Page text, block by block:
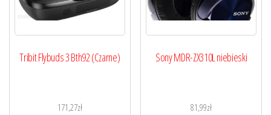
Tribit Flybuds 3 Bth92 (Czarne)
171,27zł
Sony MDR-ZX310L niebieski
81,99zł